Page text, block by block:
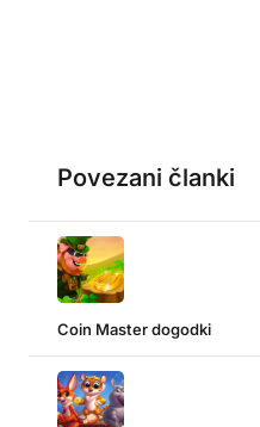
Povezani članki
Coin Master dogodki